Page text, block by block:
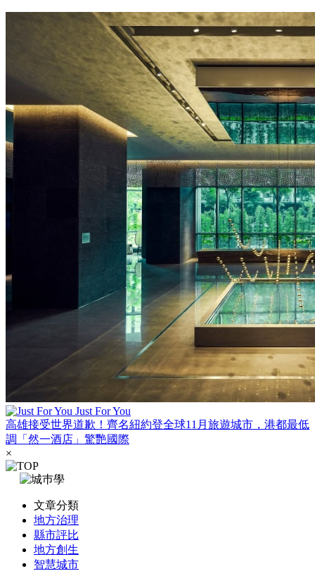
Just For You
高雄接受世界道歉！齊名紐約登全球11月旅遊城市，港都最低
調「然一酒店」驚艷國際
×
文章分類
地方治理
縣市評比
地方創生
智慧城市